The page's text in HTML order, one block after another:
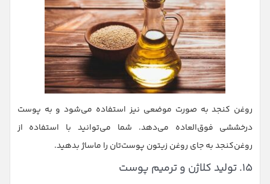
روغن کنجد به صورت موضعی نیز استفاده می‌شود و به پوست
درخششی فوق‌العاده می‌دهد. شما می‌توانید با استفاده از
روغن‌کنجد به جای روغن زیتون پوست‌تان را ماساژ بدهید.
۱۵. تولید کلاژن و ترمیم پوست